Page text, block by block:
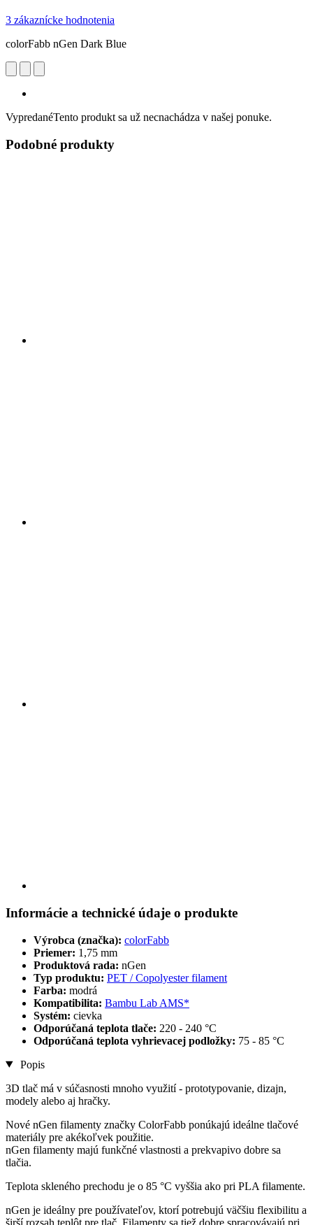
3 zákaznícke hodnotenia
colorFabb nGen Dark Blue
VypredanéTento produkt sa už necnachádza v našej ponuke.
Podobné produkty
Informácie a technické údaje o produkte
Výrobca (značka): colorFabb
Priemer: 1,75 mm
Produktová rada: nGen
Typ produktu: PET / Copolyester filament
Farba: modrá
Kompatibilita: Bambu Lab AMS*
Systém: cievka
Odporúčaná teplota tlače: 220 - 240 °C
Odporúčaná teplota vyhrievacej podložky: 75 - 85 °C
Popis
3D tlač má v súčasnosti mnoho využití - prototypovanie, dizajn,
modely alebo aj hračky.
Nové nGen filamenty značky ColorFabb ponúkajú ideálne tlačové
materiály pre akékoľvek použitie.
nGen filamenty majú funkčné vlastnosti a prekvapivo dobre sa
tlačia.
Teplota skleného prechodu je o 85 °C vyššia ako pri PLA filamente.
nGen je ideálny pre používateľov, ktorí potrebujú väčšiu flexibilitu a
širší rozsah teplôt pre tlač. Filamenty sa tiež dobre spracovávajú pri